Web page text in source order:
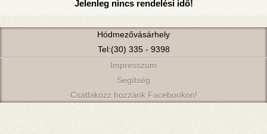
Jelenleg nincs rendelési idő!
Hódmezővásárhely
Tel:(30) 335 - 9398
Impresszum
Segítség
Csatlakozz hozzánk Facebookon!